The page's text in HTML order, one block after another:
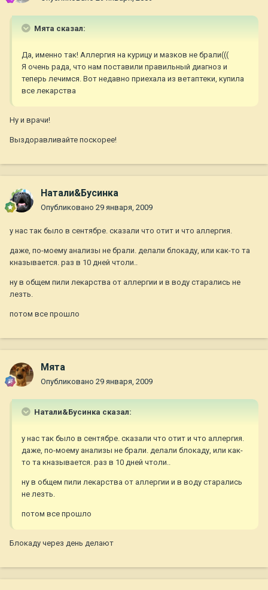
Мята сказал:
Да, именно так! Аллергия на курицу и мазков не брали(((
Я очень рада, что нам поставили правильный диагноз и
теперь лечимся. Вот недавно приехала из ветаптеки, купила
все лекарства
Ну и врачи!
Выздоравливайте поскорее!
Натали&Бусинка
Опубликовано 29 января, 2009
у нас так было в сентябре. сказали что отит и что аллергия.
даже, по-моему анализы не брали. делали блокаду, или как-то та
кназывается. раз в 10 дней чтоли..
ну в общем пили лекарства от аллергии и в воду старались не
лезть.
потом все прошло
Мята
Опубликовано 29 января, 2009
Натали&Бусинка сказал:
у нас так было в сентябре. сказали что отит и что аллергия.
даже, по-моему анализы не брали. делали блокаду, или как-
то та кназывается. раз в 10 дней чтоли..
ну в общем пили лекарства от аллергии и в воду старались
не лезть.
потом все прошло
Блокаду через день делают